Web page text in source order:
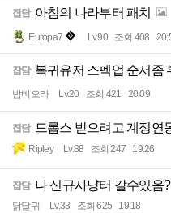
잡담 아침의 나라부터 패치
Europa7 Lv.90 조회 408
잡담 복귀유저 스펙업 순서좀
밤비오라 Lv.20 조회 421 20:09
잡담 드롭스 받으려고 계정연
Ripley Lv.88 조회 247 19:26
잡담 나 신규사냥터 갈수있음?
닭달귀 Lv.33 조회 625 19:18